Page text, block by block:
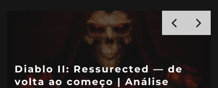
Diablo II: Ressurected — de
volta ao começo | Análise